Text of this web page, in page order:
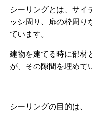
シーリングとは、サイ
ッシ周り、扉の枠周り
ています。
建物を建てる時に部材
が、その隙間を埋めて
シーリングの目的は、